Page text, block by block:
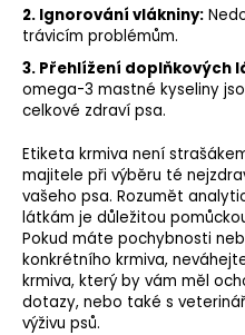
2. Ignorování vlákniny:
trávicím problémům.
3. Přehlížení doplňkových
omega-3 mastné kyseliny
celkové zdraví psa.
Etiketa krmiva není
majitele při výběru té
vašeho psa. Rozumět
látkám je důležitou
Pokud máte pochybnosti
konkrétního krmiva,
krmiva, který by vám měl
dotazy, nebo také s
výživu psů.